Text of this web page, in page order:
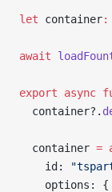
let container:
await
export async
  container?.
  container
=
    id:
    options: {